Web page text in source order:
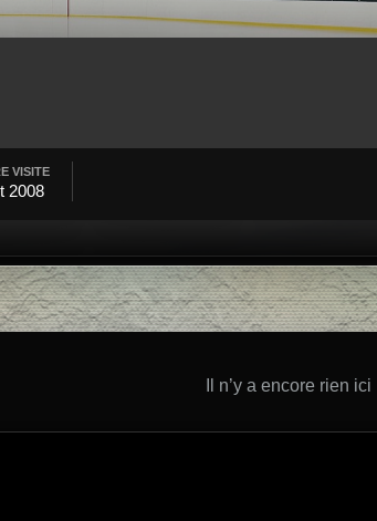
VISITE
2008
Il n’y a encore rien ici